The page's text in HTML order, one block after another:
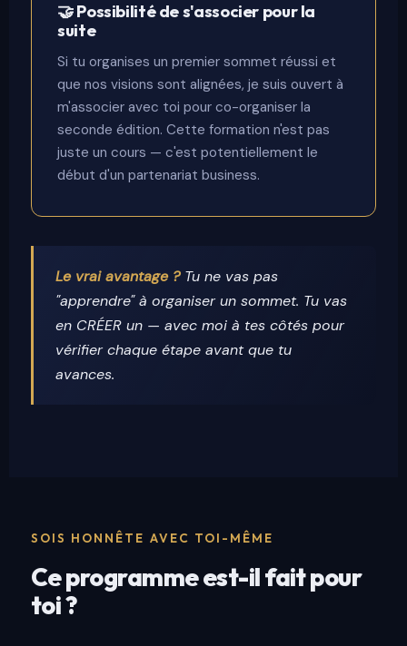
🤝 Possibilité de s'associer pour la
suite
Si tu organises un premier sommet réussi et
que nos visions sont alignées, je suis ouvert à
m'associer avec toi pour co-organiser la
seconde édition. Cette formation n'est pas
juste un cours — c'est potentiellement le
début d'un partenariat business.
Le vrai avantage ?Tu ne vas pas
"apprendre" à organiser un sommet. Tu vas
en CRÉER un — avec moi à tes côtés pour
vérifier chaque étape avant que tu
avances.
SOIS HONNÊTE AVEC TOI-MÊME
Ce programme est-il fait pour
toi ?